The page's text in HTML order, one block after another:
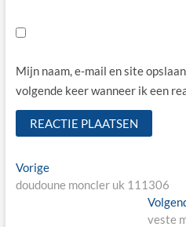
Mijn naam, e-mail en site
volgende keer wanneer ik een
Bericht
navigatie
VorigeVorige
bericht:
doudoune moncler uk 111306
veste